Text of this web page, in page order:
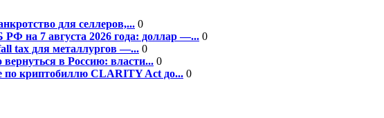
для селлеров,... 0
на 7 августа 2026 года: доллар —... 0
tax для металлургов —... 0
в Россию: власти... 0
криптобиллю CLARITY Act до... 0